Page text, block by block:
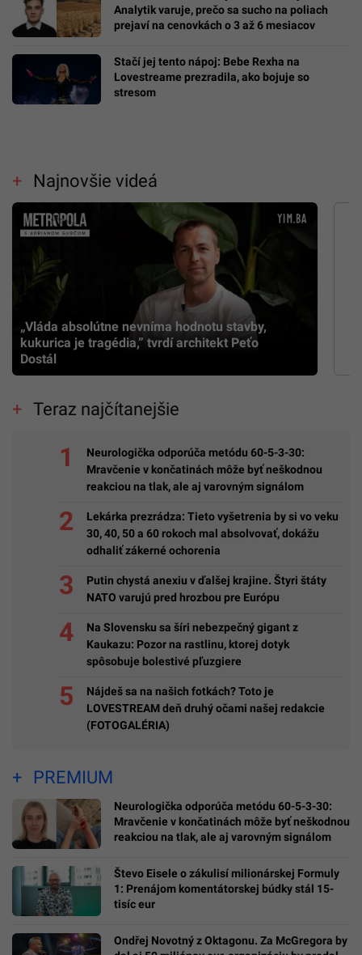
Analytik varuje, prečo sa sucho na poliach
prejaví na cenovkách o 3 až 6 mesiacov
Stačí jej tento nápoj: Bebe Rexha na
Lovestreame prezradila, ako bojuje so
stresom
Najnovšie videá
„Vláda absolútne nevníma hodnotu stavby,
kukurica je tragédia,” tvrdí architekt Peťo
Dostál
Teraz najčítanejšie
Neurologička odporúča metódu 60-5-3-30:
Mravčenie v končatinách môže byť neškodnou
reakciou na tlak, ale aj varovným signálom
Lekárka prezrádza: Tieto vyšetrenia by si vo veku
30, 40, 50 a 60 rokoch mal absolvovať, dokážu
odhaliť zákerné ochorenia
Putin chystá anexiu v ďalšej krajine. Štyri štáty
NATO varujú pred hrozbou pre Európu
Na Slovensku sa šíri nebezpečný gigant z
Kaukazu: Pozor na rastlinu, ktorej dotyk
spôsobuje bolestivé pľuzgiere
Nájdeš sa na našich fotkách? Toto je
LOVESTREAM deň druhý očami našej redakcie
(FOTOGALÉRIA)
PREMIUM
Neurologička odporúča metódu 60-5-3-30:
Mravčenie v končatinách môže byť neškodnou
reakciou na tlak, ale aj varovným signálom
Števo Eisele o zákulisí milionárskej Formuly
1: Prenájom komentátorskej búdky stál 15-
tisíc eur
Ondřej Novotný z Oktagonu. Za McGregora by